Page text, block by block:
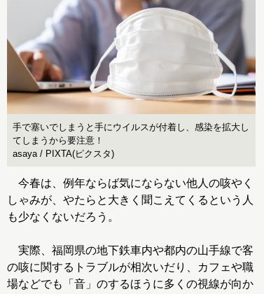
手で塞いでしまうと手にウイルスが付着し、感染を拡大し
てしまうから要注意！
asaya / PIXTA(ピクスタ)
今春は、例年ならば気にならない他人の咳やく
しゃみが、やたらと大きく聞こえてくるという人
も少なくないだろう。
実際、福岡県の地下鉄車内や都内の山手線で客
の咳に関するトラブルが相次いだり、カフェや職
場などでも「音」のするほうに多くの視線が向か